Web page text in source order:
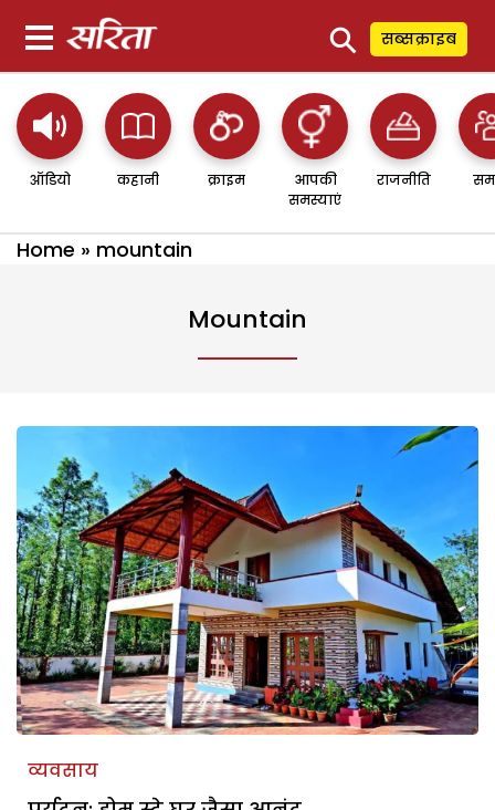
⚲ सब्सक्राइब
ऑडियो कहानी क्राइम
आपकी
समस्याएं
राजनीति
Home » mountain
Mountain
व्यवसाय